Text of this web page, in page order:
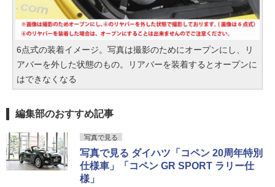
6点式の装着イメージ。写真は撮影のためにオープンにし、リ
アバーを外した状態のもの。リアバーを装着するとオープンに
はできなくなる
編集部のおすすめ記事
写真で見る
写真で見る ダイハツ「コペン 20周年特別
仕様車」「コペン GR SPORT ラリー仕
様」